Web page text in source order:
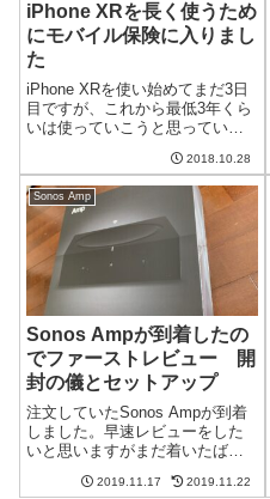
iPhone XRを長く使うため
にモバイル保険に入りまし
た
iPhone XRを使い始めてまだ3日
目ですが、これから最低3年くら
いは使っていこうと思っていま
故障時の修理費用です。アップ
ル公式のAppleCare+もあるので
すが高いので別のを探し、結果
モバイル保険というのに...
2018.10.28
Sonos Amp
Sonos Ampが到着したの
でファーストレビュー 開
封の儀とセットアップ
注文していたSonos Ampが到着
しました。早速レビューをした
いと思いますがまだ着いたばか
の儀とセットアップです。Sonos
2019.11.17 2019.11.22